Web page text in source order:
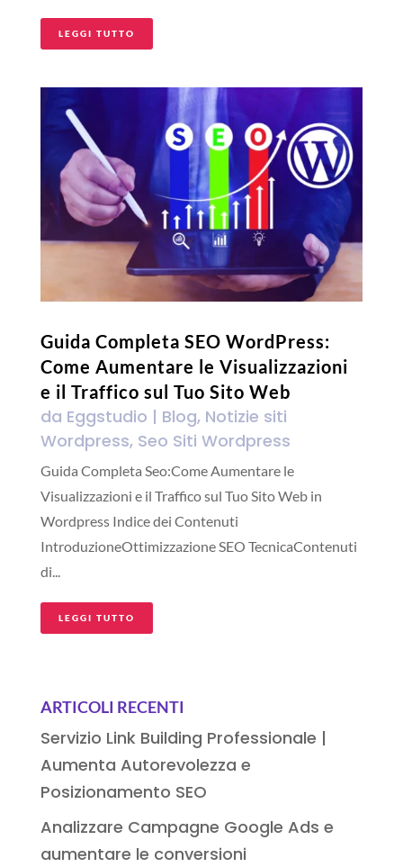
LEGGI TUTTO
Guida Completa SEO WordPress:
Come Aumentare le Visualizzazioni
e il Traffico sul Tuo Sito Web
da Eggstudio | Blog, Notizie siti
Wordpress, Seo Siti Wordpress
Guida Completa Seo:Come Aumentare le
Visualizzazioni e il Traffico sul Tuo Sito Web in
Wordpress Indice dei Contenuti
IntroduzioneOttimizzazione SEO TecnicaContenuti
di...
LEGGI TUTTO
ARTICOLI RECENTI
Servizio Link Building Professionale |
Aumenta Autorevolezza e
Posizionamento SEO
Analizzare Campagne Google Ads e
aumentare le conversioni